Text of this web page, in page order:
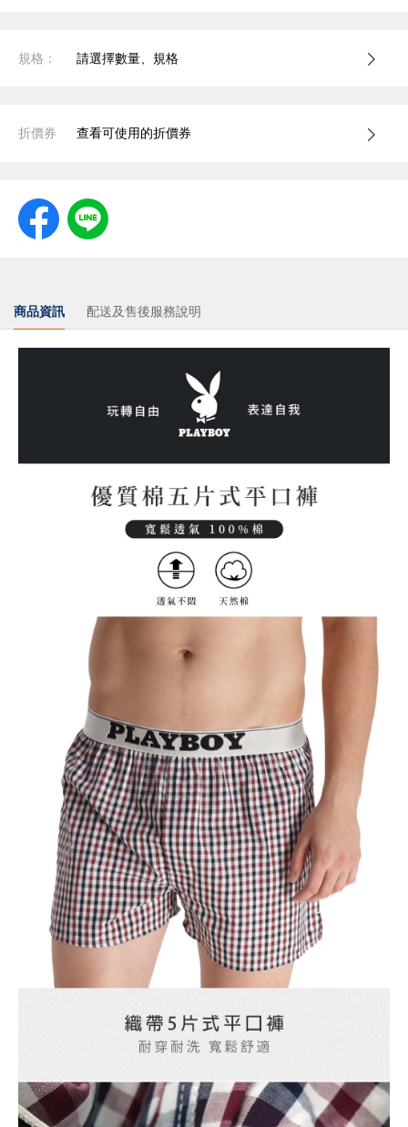
規格： 請選擇數量、規格
折價券 查看可使用的折價券
商品資訊 配送及售後服務說明